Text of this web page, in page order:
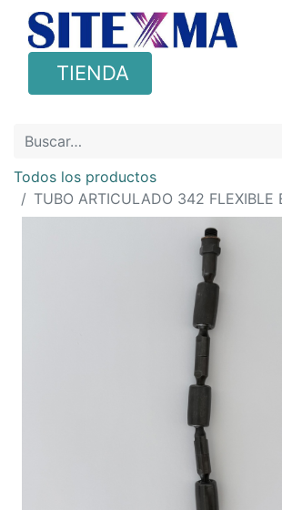
TIENDA
Todos los productos
TUBO ARTICULADO 342 FLEXIBLE